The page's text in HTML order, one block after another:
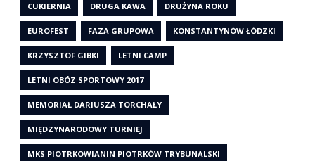
CUKIERNIA DRUGA KAWA DRUŻYNA ROKU
EUROFEST FAZA GRUPOWA KONSTANTYNÓW ŁÓDZKI
KRZYSZTOF GIBKI LETNI CAMP
LETNI OBÓZ SPORTOWY 2017
MEMORIAŁ DARIUSZA TORCHAŁY
MIĘDZYNARODOWY TURNIEJ
MKS PIOTRKOWIANIN PIOTRKÓW TRYBUNALSKI